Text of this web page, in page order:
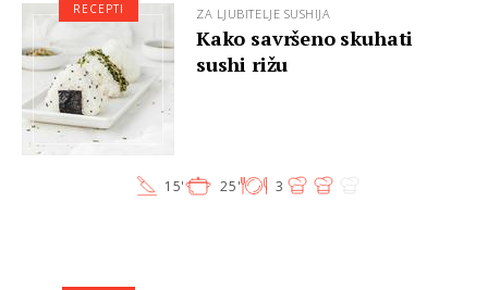
ZA LJUBITELJE SUSHIJA
Kako savršeno skuhati
sushi rižu
15' 25' 3
RECEPTI